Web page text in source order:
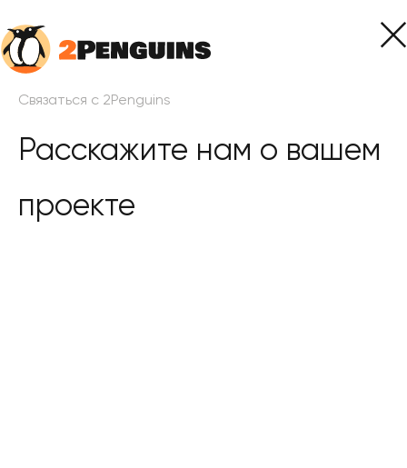
Связаться с 2Penguins
Расскажите нам о вашем
проекте